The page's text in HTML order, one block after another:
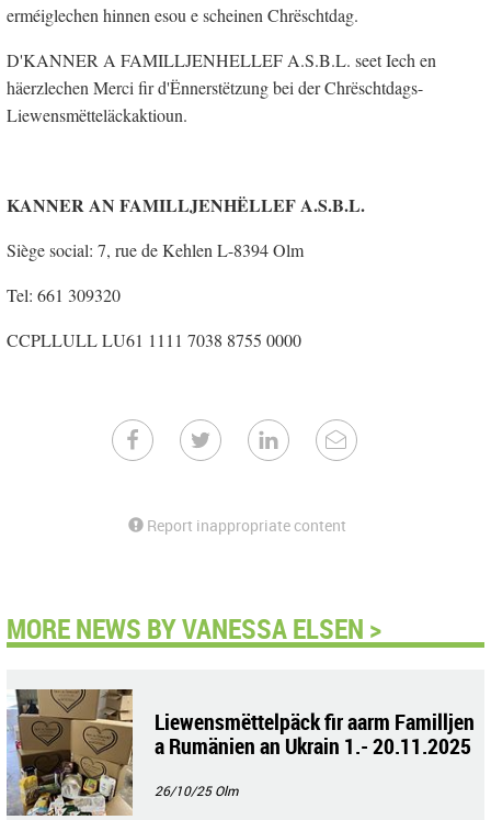
erméiglechen hinnen esou e scheinen Chrëschtdag.
D'KANNER A FAMILLJENHELLEF A.S.B.L. seet Iech en
häerzlechen Merci fir d'Ënnerstëtzung bei der Chrëschtdags-
Liewensmëtteläckaktioun.
KANNER AN FAMILLJENHËLLEF A.S.B.L.
Siège social: 7, rue de Kehlen L-8394 Olm
Tel: 661 309320
CCPLLULL LU61 1111 7038 8755 0000
Report inappropriate content
MORE NEWS BY VANESSA ELSEN >
Liewensmëttelpäck fir aarm Familljen
a Rumänien an Ukrain 1.- 20.11.2025
26/10/25Olm